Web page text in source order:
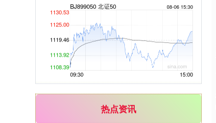
创业板指 3515.56 -0.55%
热点资讯